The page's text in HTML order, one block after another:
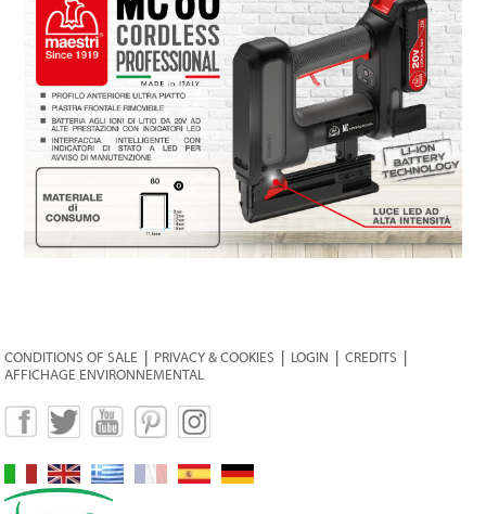
CONDITIONS OF SALE PRIVACY & COOKIES LOGIN |CREDITS
AFFICHAGE ENVIRONNEMENTAL